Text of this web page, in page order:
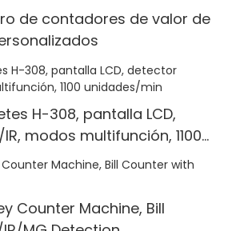
de contadores de valor de
H-308, pantalla LCD,
modos multifunción, 1100
Counter Machine, Bill